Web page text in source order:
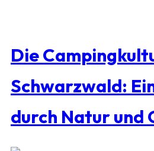
Die
Schwarzwald:
durch Natur und